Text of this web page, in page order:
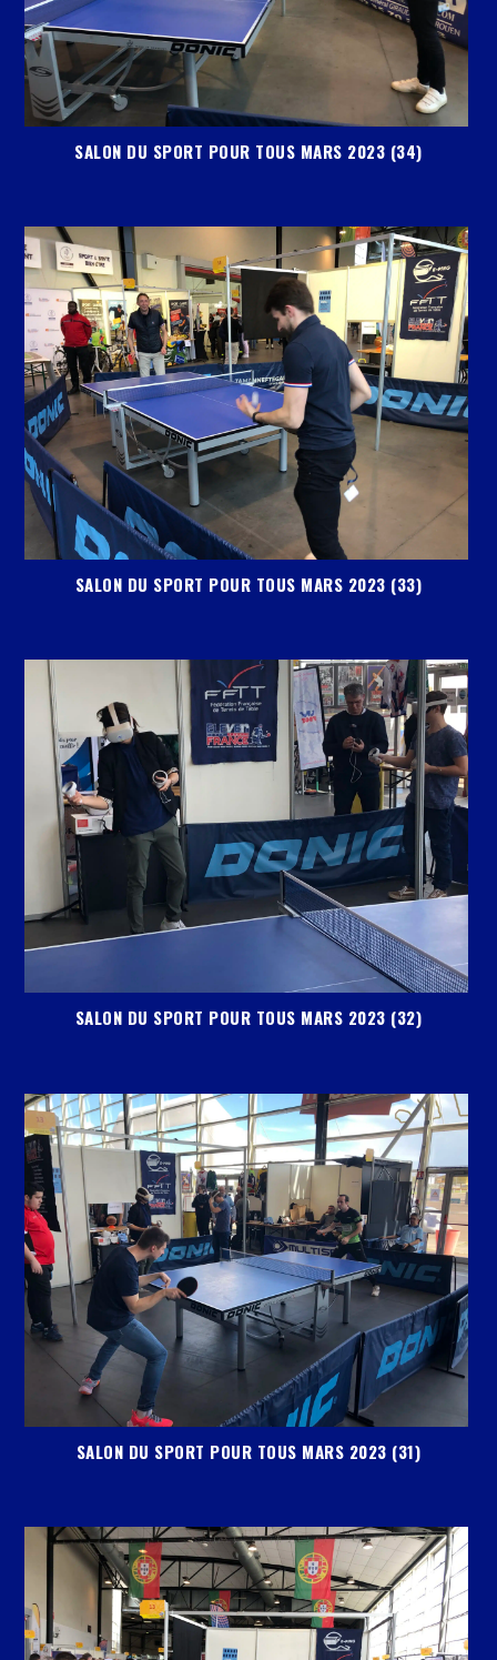
SALON DU SPORT POUR TOUS MARS 2023 (34)
SALON DU SPORT POUR TOUS MARS 2023 (33)
SALON DU SPORT POUR TOUS MARS 2023 (32)
SALON DU SPORT POUR TOUS MARS 2023 (31)